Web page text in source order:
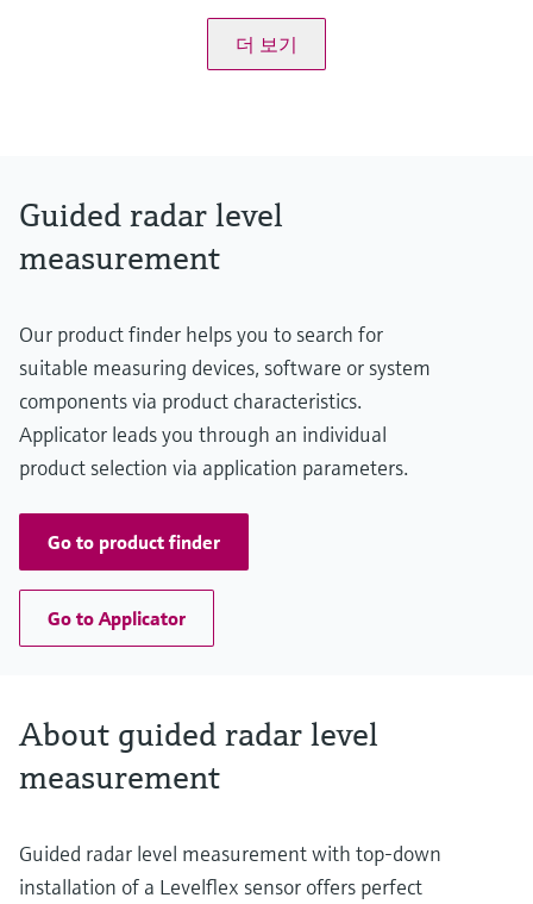
Rope probe > 15 m (49ft):
Max. measurement distance
4 m (13 ft) Min DK>1.4
25 m...30 m (82ft...98 ft) Min DK >1.6;
30 m...45 m (98ft...148 ft) Min DK>1,9
Main wetted parts
Rod probe:
316Ti, 316L, PEEK, PPS
Rope probe:
304, 316, 316Ti, 316L, PEEK, PPS, PA
더 보기
Guided radar level
measurement
Our product finder helps you to search for
suitable measuring devices, software or system
components via product characteristics.
Applicator leads you through an individual
product selection via application parameters.
Go to product finder
Go to Applicator
About guided radar level
measurement
Guided radar level measurement with top-down
installation of a Levelflex sensor offers perfect